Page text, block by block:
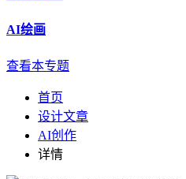
AI绘画
查看本专题
首页
设计文章
AI创作
详情